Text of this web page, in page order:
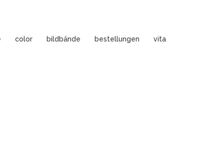
color bildbände bestellungen vita